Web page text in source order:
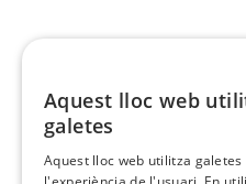
Aquest lloc web
galetes
Aquest lloc web utilitza